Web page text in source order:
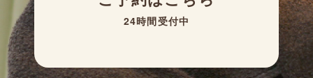
24時間受付中